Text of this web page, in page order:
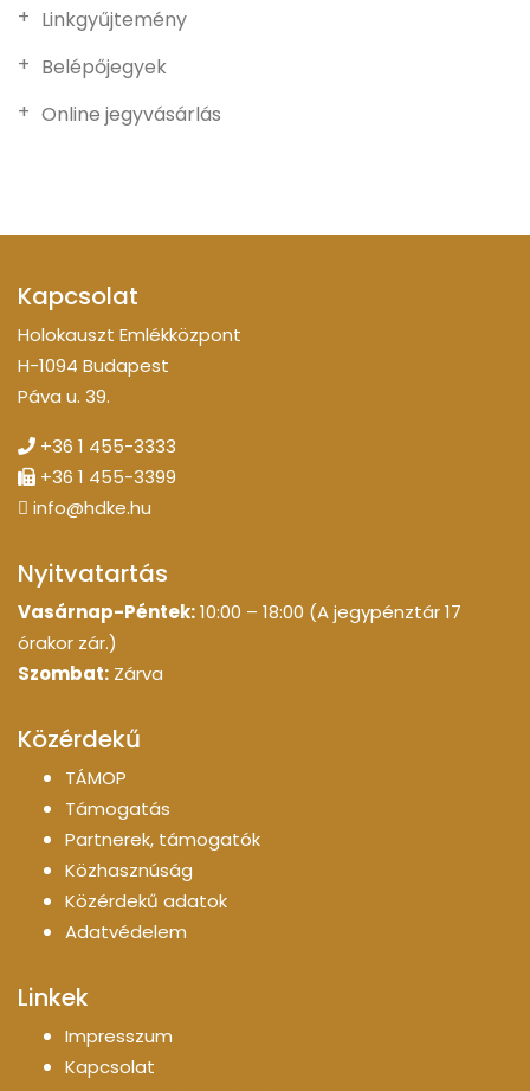
Linkgyűjtemény
Belépőjegyek
Online jegyvásárlás
Kapcsolat
Holokauszt Emlékközpont
H-1094 Budapest
Páva u. 39.
+36 1 455-3333
+36 1 455-3399
info@hdke.hu
Nyitvatartás
Vasárnap-Péntek:10:00 – 18:00 (A jegypénztár 17
órakor zár.)
Szombat: Zárva
Közérdekű
TÁMOP
Támogatás
Partnerek, támogatók
Közhasznúság
Közérdekű adatok
Adatvédelem
Linkek
Impresszum
Kapcsolat